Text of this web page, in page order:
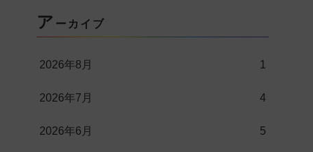
ア ーカイブ
2026年8月 1
2026年7月 4
2026年6月 5